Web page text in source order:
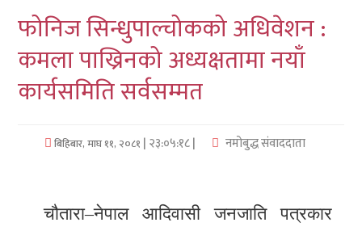
प्रवास
अर्थवाणिज्य
खेलकुद
शैली
फोनिज सिन्धुपाल्चोकको अधिवेशन :
कमला पाख्रिनको अध्यक्षतामा नयाँ
कार्यसमिति सर्वसम्मत
बिहिबार, माघ ११, २०८१ | २३:०५:१८ | नमोबुद्ध संवाददाता
चौतारा–नेपाल आदिवासी जनजाति पत्रकार